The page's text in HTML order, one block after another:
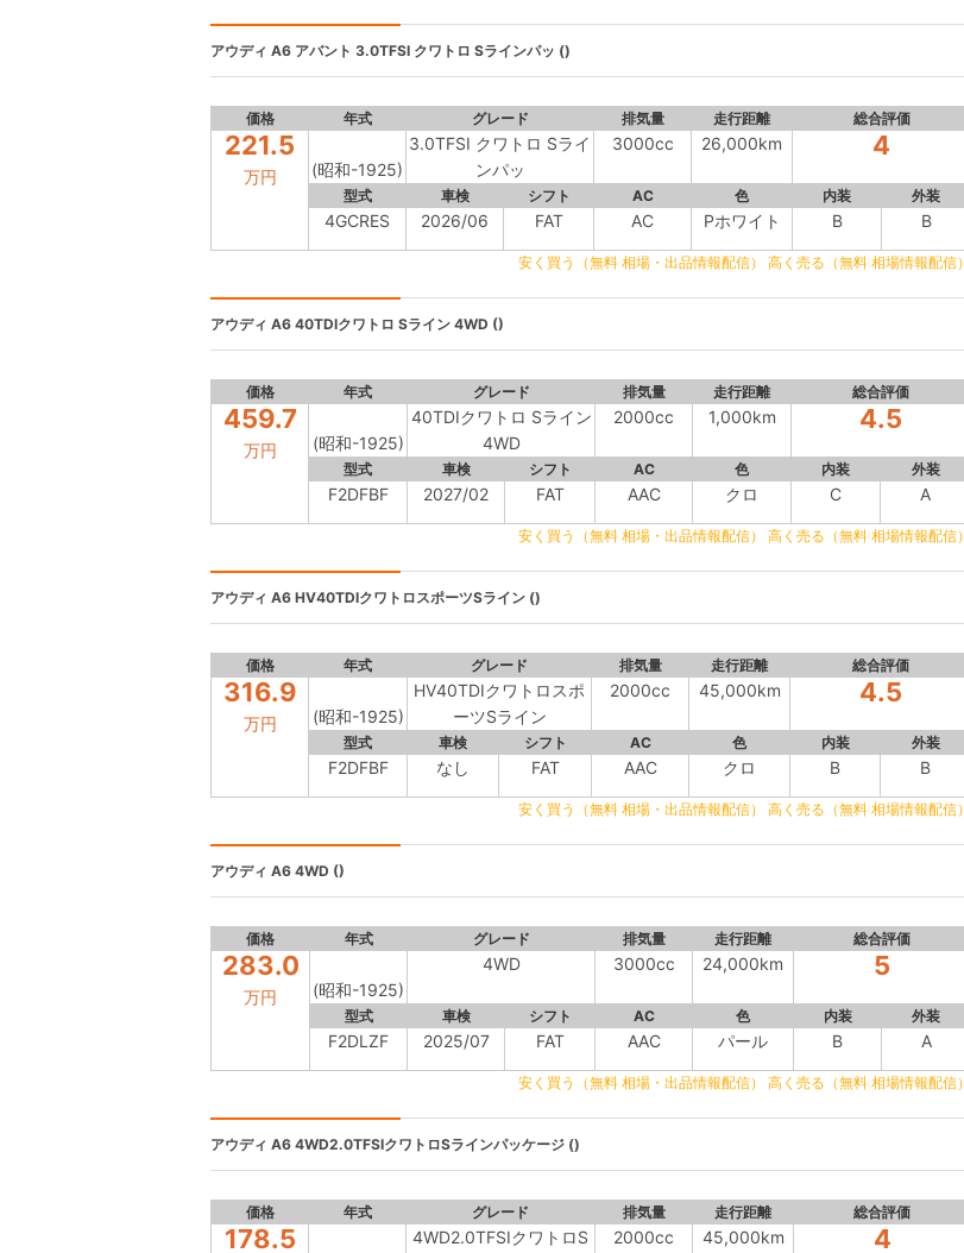
アウディ A6 アバント 3.0TFSI クワトロ Sラインパッ ()
価格 年式 グレード 排気量 走行距離 総合評価
221.5
万円 (昭和-1925)
3.0TFSI クワトロ Sライ
ンパッ
3000cc 26,000km 4
型式 車検 シフト AC 色 内装 外装
4GCRES 2026/06 FAT AC Pホワイト B B
安く買う（無料 相場・出品情報配信） 高く売る（無料 相場情報配信）
アウディ A6 40TDIクワトロ Sライン 4WD ()
価格 年式 グレード 排気量 走行距離 総合評価
459.7
万円 (昭和-1925)
40TDIクワトロ Sライン
4WD
2000cc 1,000km 4.5
型式 車検 シフト AC 色 内装 外装
F2DFBF 2027/02 FAT AAC クロ C A
安く買う（無料 相場・出品情報配信） 高く売る（無料 相場情報配信）
アウディ A6 HV40TDIクワトロスポーツSライン ()
価格 年式 グレード 排気量 走行距離 総合評価
316.9
万円 (昭和-1925)
HV40TDIクワトロスポ
ーツSライン
2000cc 45,000km 4.5
型式 車検 シフト AC 色 内装 外装
F2DFBF なし FAT AAC クロ B B
安く買う（無料 相場・出品情報配信） 高く売る（無料 相場情報配信）
アウディ A6 4WD ()
価格 年式 グレード 排気量 走行距離 総合評価
283.0
万円 (昭和-1925)
4WD 3000cc 24,000km 5
型式 車検 シフト AC 色 内装 外装
F2DLZF 2025/07 FAT AAC パール B A
安く買う（無料 相場・出品情報配信） 高く売る（無料 相場情報配信）
アウディ A6 4WD2.0TFSIクワトロSラインパッケージ ()
価格 年式 グレード 排気量 走行距離 総合評価
178.5
4WD2.0TFSIクワトロS
2000cc 45,000km 4